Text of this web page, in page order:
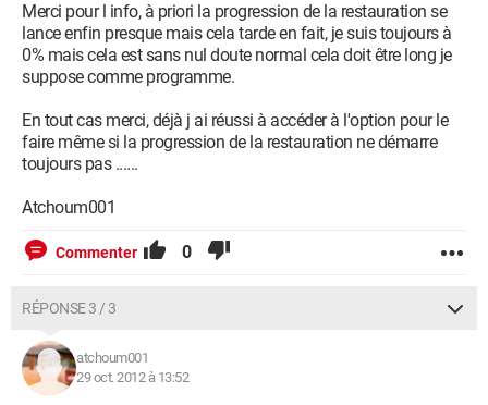
Merci pour l info, à priori la progression de la restauration se
lance enfin presque mais cela tarde en fait, je suis toujours à
0% mais cela est sans nul doute normal cela doit être long je
suppose comme programme.
En tout cas merci, déjà j ai réussi à accéder à l'option pour le
faire même si la progression de la restauration ne démarre
toujours pas ......
Atchoum001
Commenter 0
RÉPONSE 3 / 3
atchoum001
29 oct. 2012 à 13:52